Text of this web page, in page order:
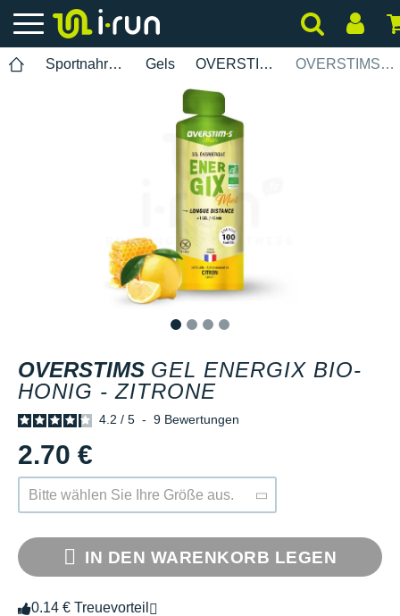
Sportnahrung Gels OVERSTIMS OVERSTIMS Gel Energix Bio-Honig - Zitrone
OVERSTIMS GEL ENERGIX BIO-
HONIG - ZITRONE
4.2 / 5 - 9 Bewertungen
2.70 €
Bitte wählen Sie Ihre Größe aus.
IN DEN WARENKORB LEGEN
0.14 € Treuevorteil